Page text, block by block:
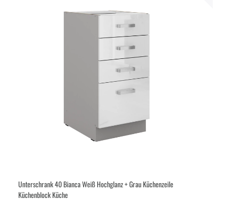
Unterschrank 40 Bianca Weiß Hochglanz + Grau Küchenzeile
Küchenblock Küche